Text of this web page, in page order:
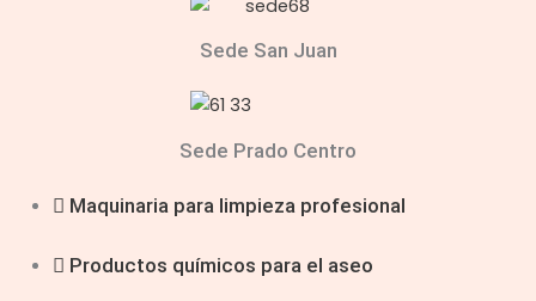
Sede San Juan
Sede Prado Centro
Maquinaria para limpieza profesional
Productos químicos para el aseo